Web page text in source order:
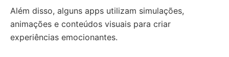
Além disso, alguns apps utilizam simulações,
animações e conteúdos visuais para criar
experiências emocionantes.